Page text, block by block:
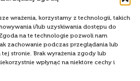
zachowanie podczas przeglądania lub
stronie. Brak wyrażenia zgody lub
wpłynąć na niektóre cechy i
1111 0010 6346